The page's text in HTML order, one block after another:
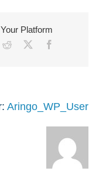
Platform!
Facebook
X
Aringo_WP_User